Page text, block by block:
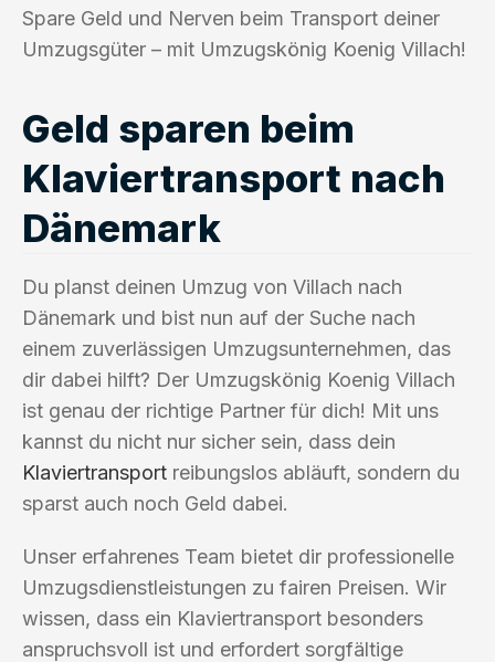
Spare Geld und Nerven beim Transport deiner
Umzugsgüter – mit Umzugskönig Koenig Villach!
Geld sparen beim
Klaviertransport nach
Dänemark
Du planst deinen Umzug von Villach nach
Dänemark und bist nun auf der Suche nach
einem zuverlässigen Umzugsunternehmen, das
dir dabei hilft? Der Umzugskönig Koenig Villach
ist genau der richtige Partner für dich! Mit uns
kannst du nicht nur sicher sein, dass dein
Klaviertransport reibungslos abläuft, sondern du
sparst auch noch Geld dabei.
Unser erfahrenes Team bietet dir professionelle
Umzugsdienstleistungen zu fairen Preisen. Wir
wissen, dass ein Klaviertransport besonders
anspruchsvoll ist und erfordert sorgfältige